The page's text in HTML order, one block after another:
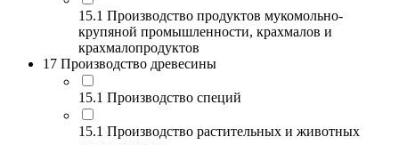
15.1 Производство продуктов мукомольно-
крупяной промышленности, крахмалов и
крахмалопродуктов
17 Производство древесины
15.1 Производство специй
15.1 Производство растительных и животных